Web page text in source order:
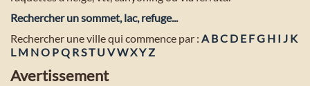
Rechercher un sommet, lac, refuge...
Rechercher une ville qui commence par : A BC D E FG H I J K
L M NO PQ RST U VWXYZ
Avertissement